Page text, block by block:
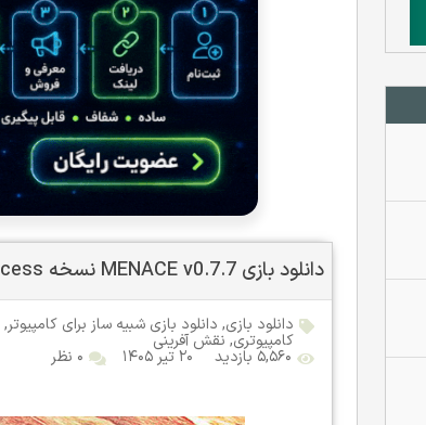
دانلود بازی MENACE v0.7.7 نسخه Early Access
دانلود بازی, دانلود بازی شبیه ساز برای کامپیوتر,
کامپیوتری, نقش آفرینی
۵,۵۶۰ بازدید ۲۰ تیر ۱۴۰۵ ۰ نظر